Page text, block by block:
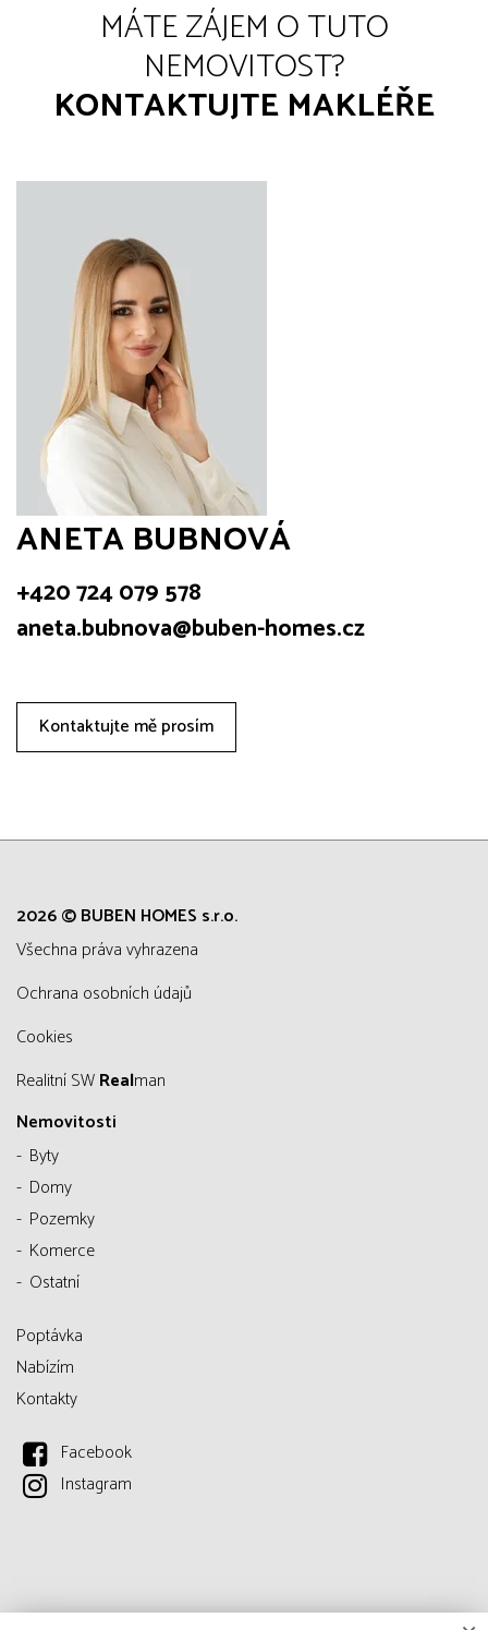
MÁTE ZÁJEM O TUTO
NEMOVITOST?
KONTAKTUJTE MAKLÉŘE
ANETA BUBNOVÁ
+420 724 079 578
aneta.bubnova@buben-homes.cz
Kontaktujte mě prosím
2026 © BUBEN HOMES s.r.o.
všechna práva vyhrazena
Ochrana osobních údajů
Cookies
Realitní SWRealman
Nemovitosti
Byty
Domy
Pozemky
Komerce
Ostatní
Poptávka
Nabízím
Kontakty
Facebook
Instagram